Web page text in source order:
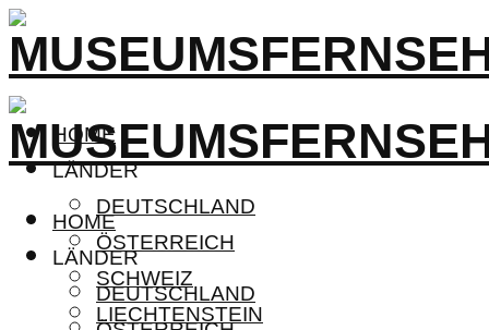
HOME
LÄNDER
DEUTSCHLAND
ÖSTERREICH
SCHWEIZ
LIECHTENSTEIN
HOME
LÄNDER
DEUTSCHLAND